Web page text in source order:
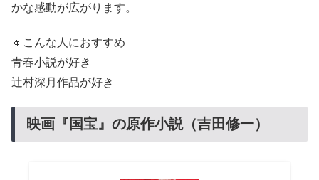
かな感動が広がります。
🔸こんな人におすすめ
青春小説が好き
辻村深月作品が好き
映画『国宝』の原作小説（吉田修一）